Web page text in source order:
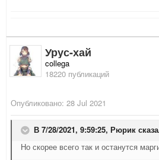
Урус-хай
collega
18220 публикаций
Опубликовано: 28 Jul 2021
В 7/28/2021, 9:59:25, Рюрик
Но скорее всего так и останутся